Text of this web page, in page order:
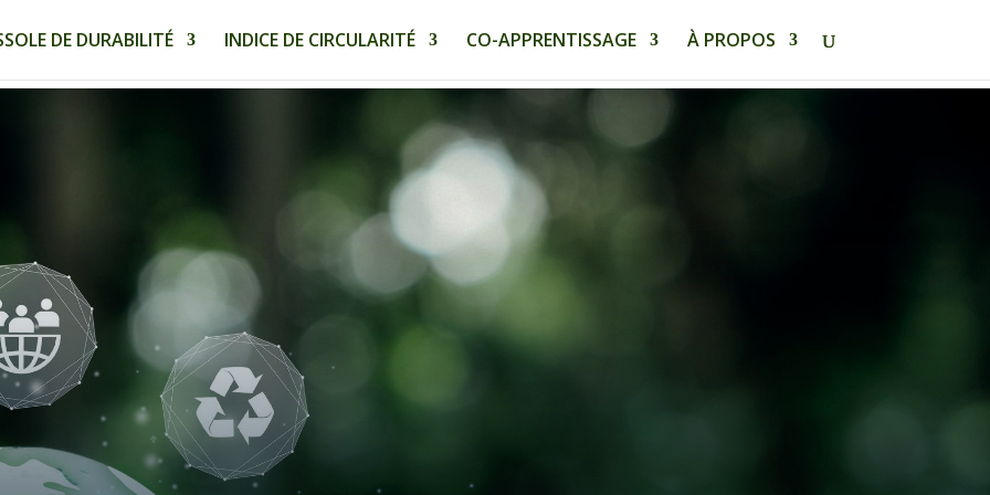
DE DURABILITÉ INDICE DE CIRCULARITÉ CO-APPRENTISSAGE À PROPOS